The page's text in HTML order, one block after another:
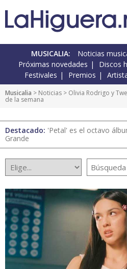
MUSICALIA: Noticias
Próximas novedades
Discos
Festivales
Premios
Musicalia > Noticias > Olivia Rodrigo y
de la semana
Destacado: 'Petal' es el octavo
Grande